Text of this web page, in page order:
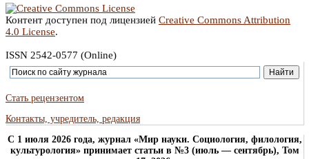
Контент доступен под лицензией Creative Commons Attribution
4.0 License.
ISSN 2542-0577 (Online)
Стать рецензентом
Контакты, учредитель, редакция
C 1 июля 2026 года, журнал «Мир науки. Социология, филология,
культурология» принимает статьи в №3 (июль — сентябрь), Том